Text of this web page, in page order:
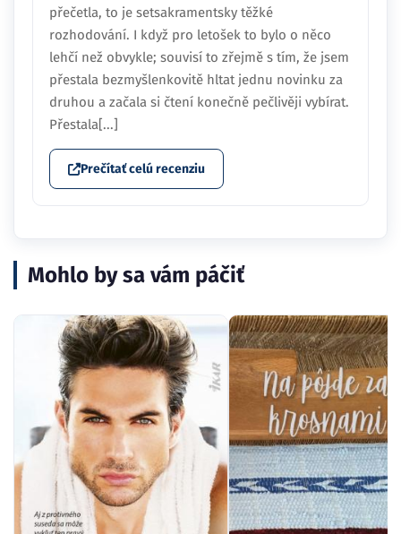
přečetla, to je setsakramentsky těžké
rozhodování. I když pro letošek to bylo o něco
lehčí než obvykle; souvisí to zřejmě s tím, že jsem
přestala bezmyšlenkovitě hltat jednu novinku za
druhou a začala si čtení konečně pečlivěji vybírat.
Přestala[...]
Prečítať celú recenziu
Mohlo by sa vám páčiť